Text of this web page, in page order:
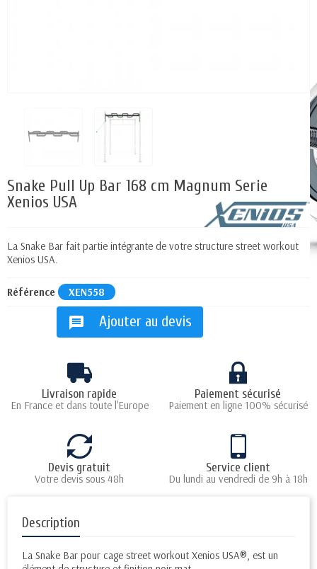
Snake Pull Up Bar 168 cm Magnum Serie
Xenios USA
La Snake Bar fait partie intégrante de votre structure street workout
Xenios USA.
Référence XEN558
message Ajouter au devis
Livraison rapide
En France et dans toute l'Europe
Paiement sécurisé
Paiement en ligne 100% sécurisé
Devis gratuit
Votre devis sous 48h
Service client
Du lundi au vendredi de 9h à 18h
Description
La Snake Bar pour cage street workout Xenios USA®, est un